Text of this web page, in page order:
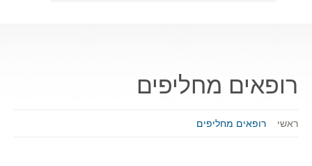
רופאים מחליפים
ראשי רופאים מחליפים